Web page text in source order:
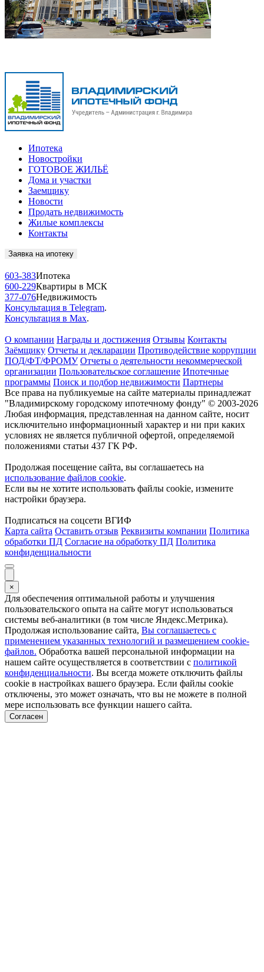
Ипотека
Новостройки
ГОТОВОЕ ЖИЛЬЁ
Дома и участки
Заемщику
Новости
Продать недвижимость
Жилые комплексы
Контакты
Заявка на ипотеку
603-383Ипотека
600-229Квартиры в МСК
377-076Недвижимость
Консультация в Telegram.
Консультация в Max.
О компании Награды и достижения Отзывы Контакты
Заёмщику Отчеты и декларации Противодействие коррупции
ПОД/ФТ/ФРОМУ Отчеты о деятельности некоммерческой
организации Пользовательское соглашение Ипотечные
программы Поиск и подбор недвижимости Партнеры
Все права на публикуемые на сайте материалы принадлежат
"Владимирскому городскому ипотечному фонду" © 2003-2026
Любая информация, представленная на данном сайте, носит
исключительно информационный характер и ни при каких
условиях не является публичной офертой, определяемой
положениями статьи 437 ГК РФ.
Продолжая посещение сайта, вы соглашаетесь на
использование файлов cookie.
Если вы не хотите использовать файлы cookie, измените
настройки браузера.
Подписаться на соцсети ВГИФ
Карта сайта Оставить отзыв Реквизиты компании Политика
обработки ПД Согласие на обработку ПД Политика
конфиденциальности
×
Для обеспечения оптимальной работы и улучшения
пользовательского опыта на сайте могут использоваться
системы веб-аналитики (в том числе Яндекс.Метрика).
Продолжая использование сайта, Вы соглашаетесь с
применением указанных технологий и размещением cookie-
файлов. Обработка вашей персональной информации на
нашем сайте осуществляется в соответствии с политикой
конфиденциальности. Вы всегда можете отключить файлы
cookie в настройках вашего браузера. Если файлы cookie
отключены, это может означать, что вы не можете в полной
мере использовать все функции нашего сайта.
Согласен